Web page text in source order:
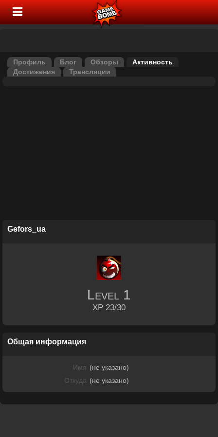
Профиль Блог Обзоры
Активность
Достижения
Трансляции
Gefors_ua
Level 1
XP 23/30
Общая информация
Имя (не указано)
Откуда (не указано)